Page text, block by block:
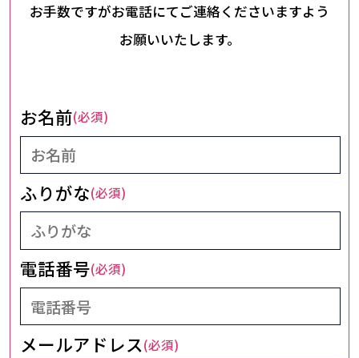
お手数ですがお電話にてご連絡くださいますよう
お願いいたします。
お名前(必須)
ふりがな(必須)
電話番号(必須)
メールアドレス(必須)